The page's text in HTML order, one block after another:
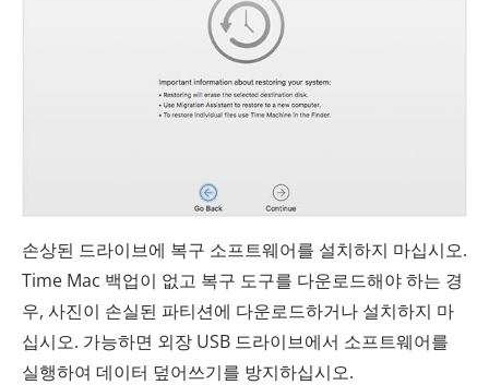
손상된 드라이브에 복구 소프트웨어를 설치하지 마십시오.
Time Mac 백업이 없고 복구 도구를 다운로드해야 하는 경
우, 사진이 손실된 파티션에 다운로드하거나 설치하지 마
십시오. 가능하면 외장 USB 드라이브에서 소프트웨어를
실행하여 데이터 덮어쓰기를 방지하십시오.